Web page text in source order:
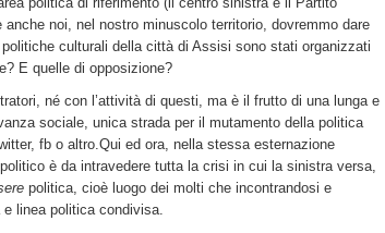
noi, nel nostro minuscolo territorio, dovremmo dare
culturali della città di Assisi sono stati organizzati
E quelle di opposizione?
né con l’attività di questi, ma è il frutto di una lunga e
sociale, unica strada per il mutamento della politica
fb o altro.Qui ed ora, nella stessa esternazione
è da intravedere tutta la crisi in cui la sinistra versa,
politica, cioè luogo dei molti che incontrandosi e
e linea politica condivisa.